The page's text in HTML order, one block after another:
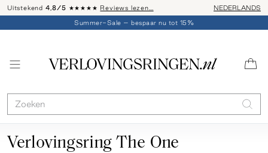
Uitstekend 4,8/5 ★★★★★ Reviews lezen… Advies: 020 -
NEDERLANDS
Summer-Sale – bespaar nu tot 15%
Verlovingsring The One